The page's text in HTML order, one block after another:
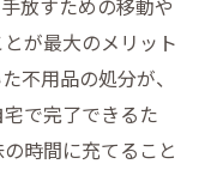
が最大のメリット
不用品の処分が、
で完了できるた
時間に充てること